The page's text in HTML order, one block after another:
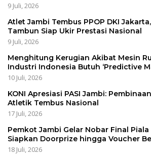
9 Juli, 2026
Atlet Jambi Tembus PPOP DKI
Tambun Siap Ukir Prestasi Nasional
9 Juli, 2026
Menghitung Kerugian Akibat Mesin
Industri Indonesia Butuh ‘Predictive
10 Juli, 2026
KONI Apresiasi PASI Jambi:
Atletik Tembus Nasional
17 Juli, 2026
Pemkot Jambi Gelar Nobar Final Piala
Siapkan Doorprize hingga Voucher
18 Juli, 2026